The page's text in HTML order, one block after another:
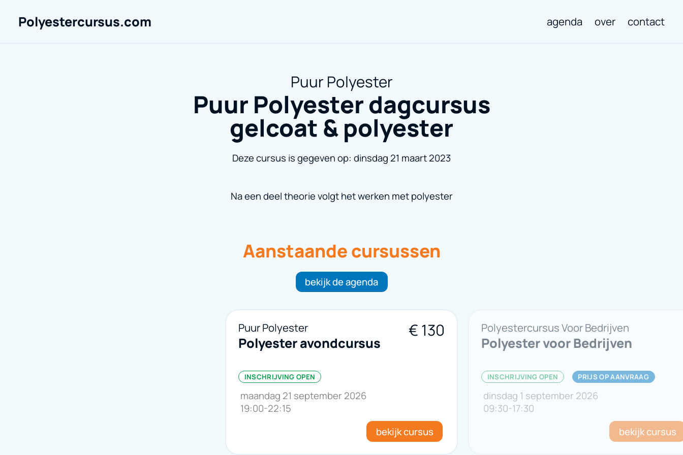
Polyestercursus.com agenda over contact
Puur Polyester
Puur Polyester dagcursus
gelcoat & polyester
Deze cursus is gegeven op: dinsdag 21 maart 2023
Na een deel theorie volgt het werken met polyester
Aanstaande cursussen
bekijk de agenda
Puur Polyester
Polyester avondcursus
€130
INSCHRIJVING OPEN
maandag 21 september 2026
19:00-22:15
bekijk cursus
Polyestercursus Voor Bedrijven
Polyester voor Bedrijven
INSCHRIJVING OPEN PRIJS OP AANVRAAG
dinsdag 1 september 2026
09:30-17:30
bekijk cursus